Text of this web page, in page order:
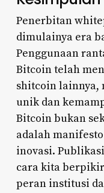
Penerbitan
dimulainya era
Penggunaan
Bitcoin telah
shitcoin lainnya,
unik dan
Bitcoin bukan
adalah
inovasi.
cara kita
peran institusi